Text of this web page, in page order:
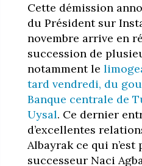
Cette démission
du Président sur
novembre arrive en
succession de
notamment le
tard vendredi, du
Banque centrale de
Uysal. Ce dernier
d’excellentes
Albayrak ce qui n’est
successeur Naci